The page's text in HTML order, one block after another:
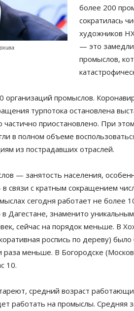
более 200
сократилась
художников
— это
промыслов,
организаций промыслов.
турпотока остановлена
частично приостановлено. При
в полном объеме
из пострадавших отраслей.
— занятость населения,
связи с кратным сокращением
сегодня работает не более
Дагестане, знаменито
сейчас на порядок меньше. В
роспись по дереву)
меньше. В Богородске
10.
средний возраст
работать на промыслы. Средняя